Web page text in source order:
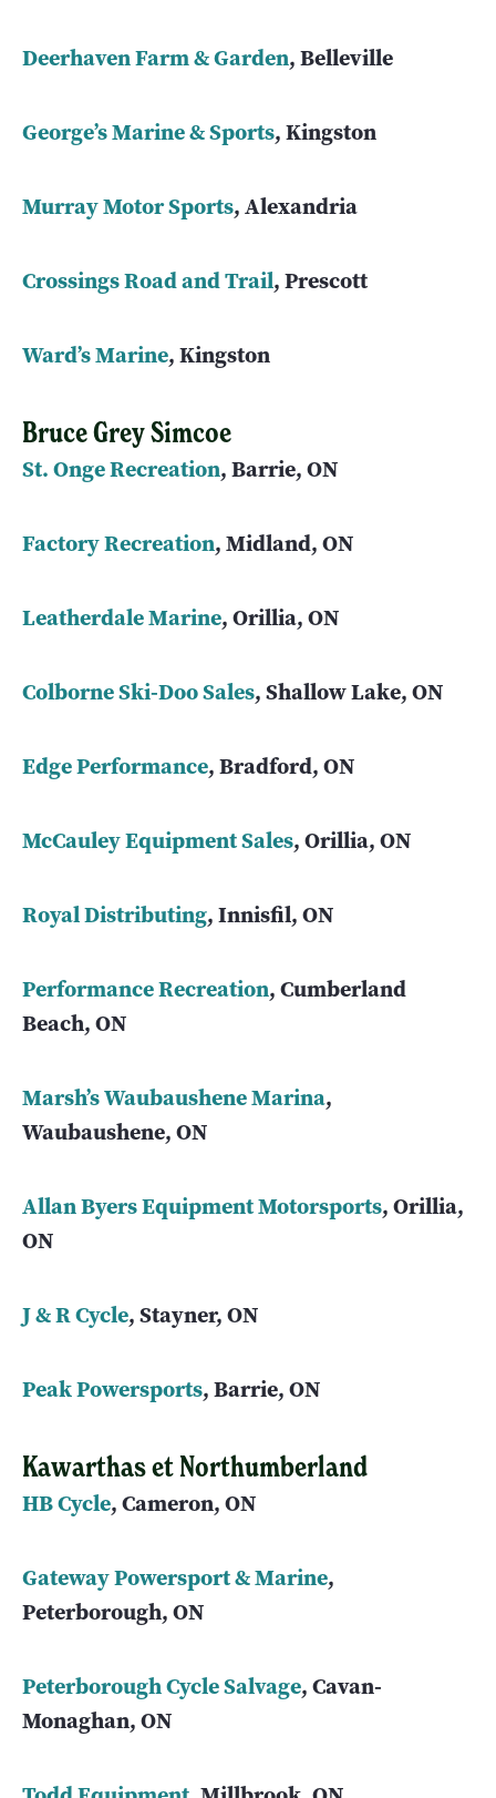
Deerhaven Farm & Garden, Belleville
George’s Marine & Sports, Kingston
Murray Motor Sports, Alexandria
Crossings Road and Trail, Prescott
Ward’s Marine, Kingston
Bruce Grey Simcoe
St. Onge Recreation, Barrie, ON
Factory Recreation, Midland, ON
Leatherdale Marine, Orillia, ON
Colborne Ski-Doo Sales, Shallow Lake, ON
Edge Performance, Bradford, ON
McCauley Equipment Sales, Orillia, ON
Royal Distributing, Innisfil, ON
Performance Recreation, Cumberland
Beach, ON
Marsh’s Waubaushene Marina,
Waubaushene, ON
Allan Byers Equipment Motorsports, Orillia,
ON
J & R Cycle, Stayner, ON
Peak Powersports, Barrie, ON
Kawarthas et Northumberland
HB Cycle, Cameron, ON
Gateway Powersport & Marine,
Peterborough, ON
Peterborough Cycle Salvage, Cavan-
Monaghan, ON